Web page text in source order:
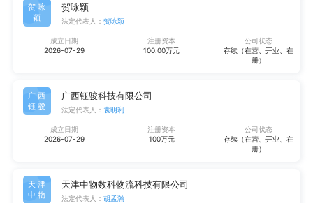
贺咏
颖
贺咏颖
法定代表人： 贺咏颖
成立日期
2026-07-29
注册资本
100.00万元
公司状态
存续（在营、开业、在
册）
广西
钰骏
广西钰骏科技有限公司
法定代表人： 袁明利
成立日期
2026-07-29
注册资本
100万元
公司状态
存续（在营、开业、在
册）
天津
中物
天津中物数科物流科技有限公司
法定代表人： 胡孟瀚